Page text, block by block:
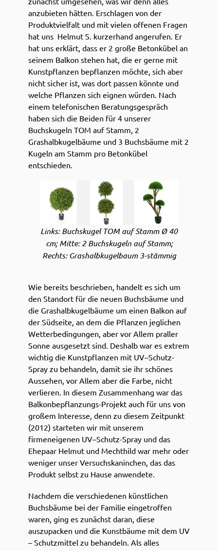
anzubieten hätten. Erschlagen von der
Produktvielfalt und mit vielen offenen Fragen
hat uns Helmut S. kurzerhand angerufen. Er
hat uns erklärt, dass er 2 große Betonkübel an
seinem Balkon stehen hat, die er gerne mit
Kunstpflanzen bepflanzen möchte, sich aber
nicht sicher ist, was dort passen könnte und
welche Pflanzen sich eignen würden. Nach
einem telefonischen Beratungsgespräch
haben sich die Beiden für 4 unserer
Buchskugeln TOM auf Stamm, 2
Grashalbkugelbäume und 3 Buchsbäume mit 2
Kugeln am Stamm pro Betonkübel
entschieden.
Links: Buchskugel TOM auf Stamm Ø 40
cm; Mitte: 2 Buchskugeln auf Stamm;
Rechts: Grashalbkugelbaum 3-stämmig
Wie bereits beschrieben, handelt es sich um
den Standort für die neuen Buchsbäume und
die Grashalbkugelbäume um einen Balkon auf
der Südseite, an dem die Pflanzen jeglichen
Wetterbedingungen, aber vor Allem praller
Sonne ausgesetzt sind. Deshalb war es extrem
wichtig die Kunstpflanzen mit UV–Schutz-
Spray zu behandeln, damit sie ihr schönes
Aussehen, vor Allem aber die Farbe, nicht
verlieren. In diesem Zusammenhang war das
Balkonbepflanzungs-Projekt auch für uns von
großem Interesse, denn zu diesem Zeitpunkt
(2012) starteten wir mit unserem
firmeneigenen UV–Schutz-Spray und das
Ehepaar Helmut und Mechthild war mehr oder
weniger unser Versuchskaninchen, das das
Produkt selbst zu Hause anwendete.
Nachdem die verschiedenen künstlichen
Buchsbäume bei der Familie eingetroffen
waren, ging es zunächst daran, diese
auszupacken und die Kunstbäume mit dem UV
– Schutzmittel zu behandeln. Als alles